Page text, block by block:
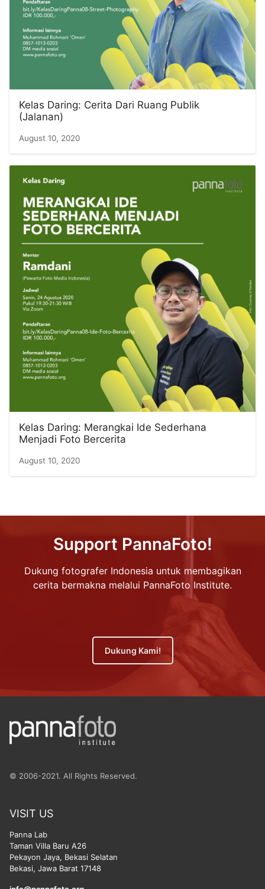
Kelas Daring: Cerita Dari Ruang Publik
(Jalanan)
August 10, 2020
Kelas Daring: Merangkai Ide Sederhana
Menjadi Foto Bercerita
August 10, 2020
Support PannaFoto!
Dukung fotografer Indonesia untuk membagikan
cerita bermakna melalui PannaFoto Institute.
Dukung Kami!
© 2006-2021. All Rights Reserved.
VISIT US
Panna Lab
Taman Villa Baru A26
Pekayon Jaya, Bekasi Selatan
Bekasi, Jawa Barat 17148